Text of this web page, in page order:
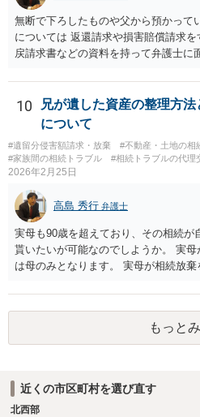
るいは 遺言書などで その意思を実
士に相談してみてください。
無断で下ろしたものや父から預かって
については 返還請求や損害賠償請求
戻請求書などの資料を持って弁護士に
10
兄が遺した資産の整理方
について
#遺留分侵害額請求・放棄 #不動産・土地の相
#家族間の相続トラブル
#相続トラブルの代理
2026年2月25日
高島 秀行 弁護士
実母も90歳を超えており、その相続が
貰いたいが可能なのでしようか。 実
は母のみとなります。 実母が相続放
ないと思います。
もっと
近くの市区町村を選び直す
北西部